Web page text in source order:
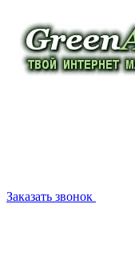
Заказать звонок